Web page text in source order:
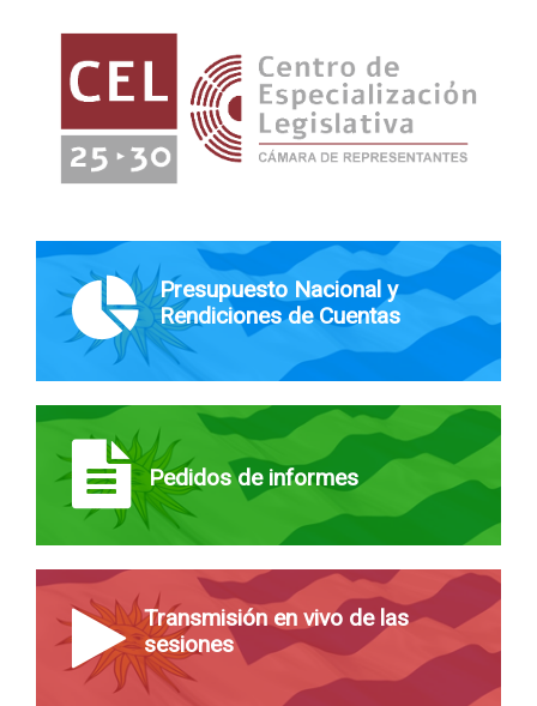
Presupuesto Nacional y
Rendiciones de Cuentas
Pedidos de informes
Transmisión en vivo de las
sesiones